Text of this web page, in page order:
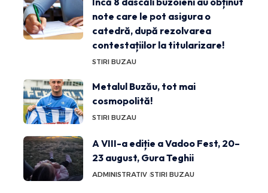
note care le pot asigura o
catedră, după rezolvarea
contestațiilor la titularizare!
STIRI BUZAU
Metalul Buzău, tot mai
cosmopolită!
STIRI BUZAU
A VIII-a ediție a Vadoo Fest, 20–
23 august, Gura Teghii
ADMINISTRATIV STIRI BUZAU